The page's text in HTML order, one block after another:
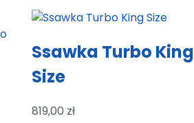
Ssawka Turbo King
Size
819,00 zł